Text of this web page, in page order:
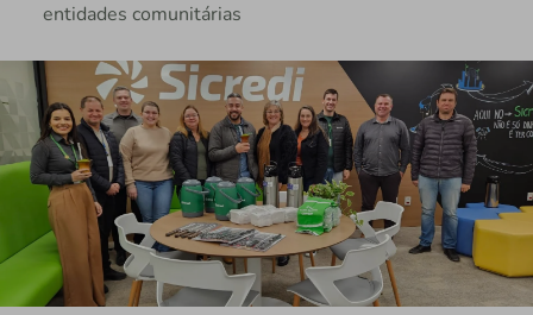
entidades comunitárias